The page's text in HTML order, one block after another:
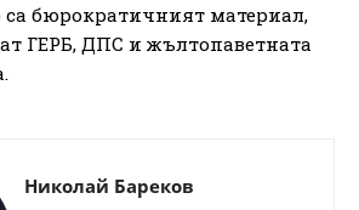
са бюрократичният материал,
ГЕРБ, ДПС и жълтопаветната
Николай Бареков